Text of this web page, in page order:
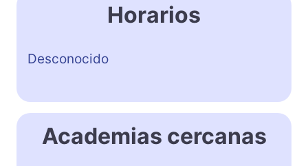
Horarios
Desconocido
Academias cercanas